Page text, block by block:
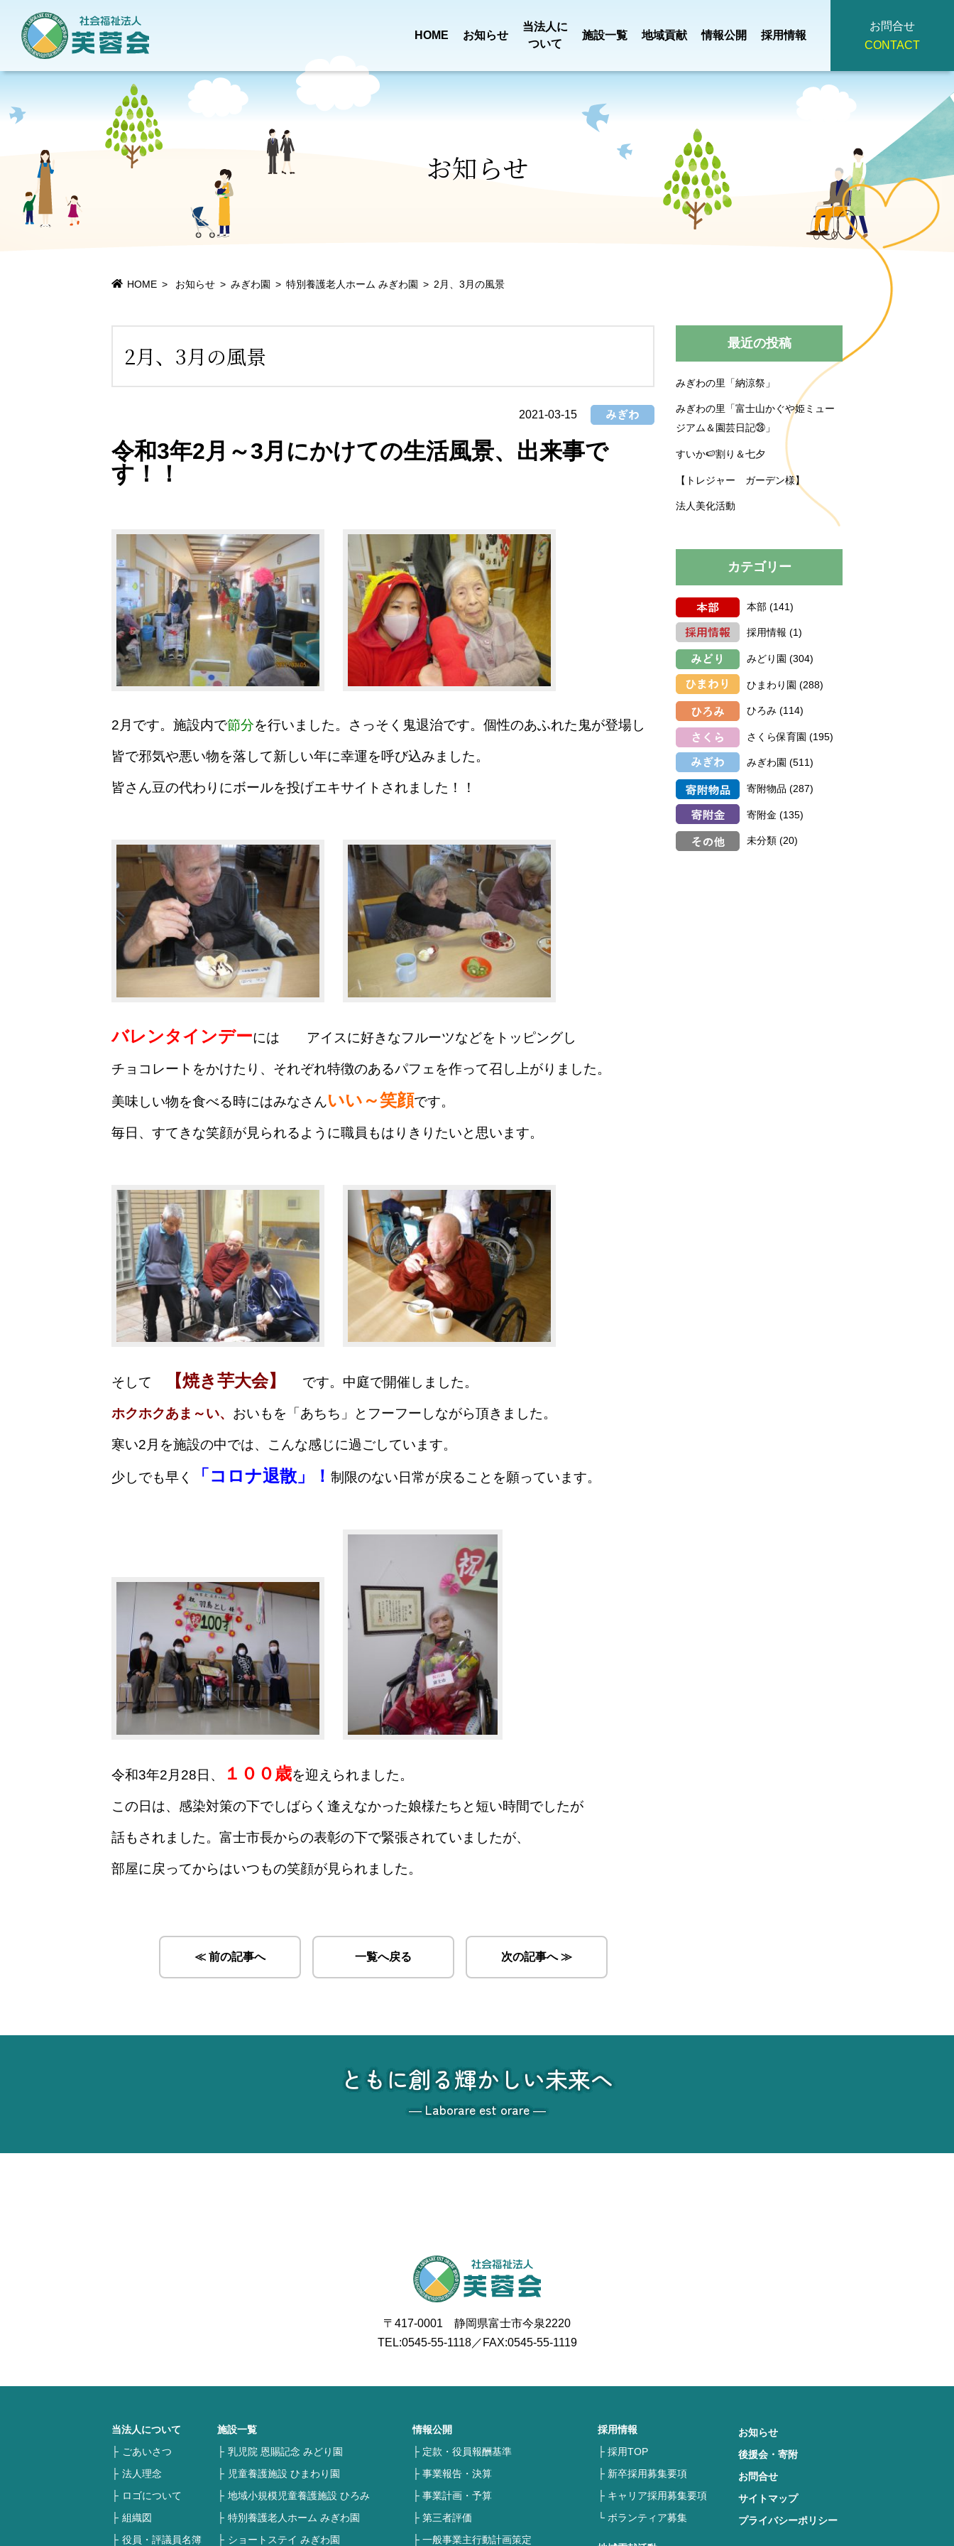
HOME お知らせ
当法人に
ついて
当法人について
ごあいさつ
評議員名簿
施設一覧
施設一覧
児童養護施設
ひまわり園
デイサービスセンタ
みぎわの里
富士市吉原西部
さくら保育園
買い物送迎
プロジェクト
地域貢献
地域貢献活動
プロジェクト
田宿川清掃
情報公開
役員報酬基準
事業報告・
改善計画書
について
運営規程
採用情報
お問合せ
CONTACT
お知らせ
HOME お知らせ みぎわ園 特別養護老人ホーム みぎわ園 2月、3月の風景
2月、3月の風景
2021-03-15
令和3年2月～3月にかけての生活風景、出来事で
す！！
2月です。施設内で節分を行いました。さっそく鬼退治です。個性のあふれた鬼が登場し
皆で邪気や悪い物を落して新しい年に幸運を呼び込みました。
皆さん豆の代わりにボールを投げエキサイトされました！！
バレンタインデーには アイスに好きなフルーツなどをトッピングし
チョコレートをかけたり、それぞれ特徴のあるパフェを作って召し上がりました。
美味しい物を食べる時にはみなさんいい～笑顔です。
毎日、すてきな笑顔が見られるように職員もはりきりたいと思います。
そして 【焼き芋大会】 です。 中庭で開催しました。
ホクホクあま～い、 おいもを「あちち」とフーフーしながら頂きました。
寒い2月を施設の中では、こんな感じに過ごしています。
少しでも早く 「コロナ退散」！ 制限のない日常が戻ることを願っています。
令和3年2月28日、 １００歳を迎えられました。
この日は、感染対策の下でしばらく逢えなかった娘様たちと短い時間でしたが
話もされました。 富士市長からの表彰の下で緊張されていましたが、
部屋に戻ってからはいつもの笑顔が見られました。
≪ 前の記事へ 一覧へ戻る 次の記事へ ≫
最近の投稿
みぎわの里「納涼祭」
みぎわの里「富士山かぐや姫ミュー
ジアム＆園芸日記㉘」
すいか🍉割り＆七夕
【トレジャー ガーデン様】
法人美化活動
カテゴリー
本部 (141)
採用情報 (1)
みどり園 (304)
ひまわり園 (288)
ひろみ (114)
さくら保育園 (195)
みぎわ園 (511)
寄附物品 (287)
寄附金 (135)
未分類 (20)
ともに創る輝かしい未来へ
― Laborare est orare ―
〒417-0001 静岡県富士市今泉2220
TEL:0545-55-1118／FAX:0545-55-1119
当法人について
ごあいさつ
法人理念
ロゴについて
組織図
役員・評議員名簿
施設一覧
乳児院 恩賜記念 みどり園
児童養護施設 ひまわり園
地域小規模児童養護施設 ひろみ
特別養護老人ホーム みぎわ園
ショートステイ みぎわ園
情報公開
定款・役員報酬基準
事業報告・決算
事業計画・予算
第三者評価
一般事業主行動計画策定
採用情報
採用TOP
新卒採用募集要項
キャリア採用募集要項
ボランティア募集
お知らせ
後援会・寄附
お問合せ
サイトマップ
プライバシーポリシー